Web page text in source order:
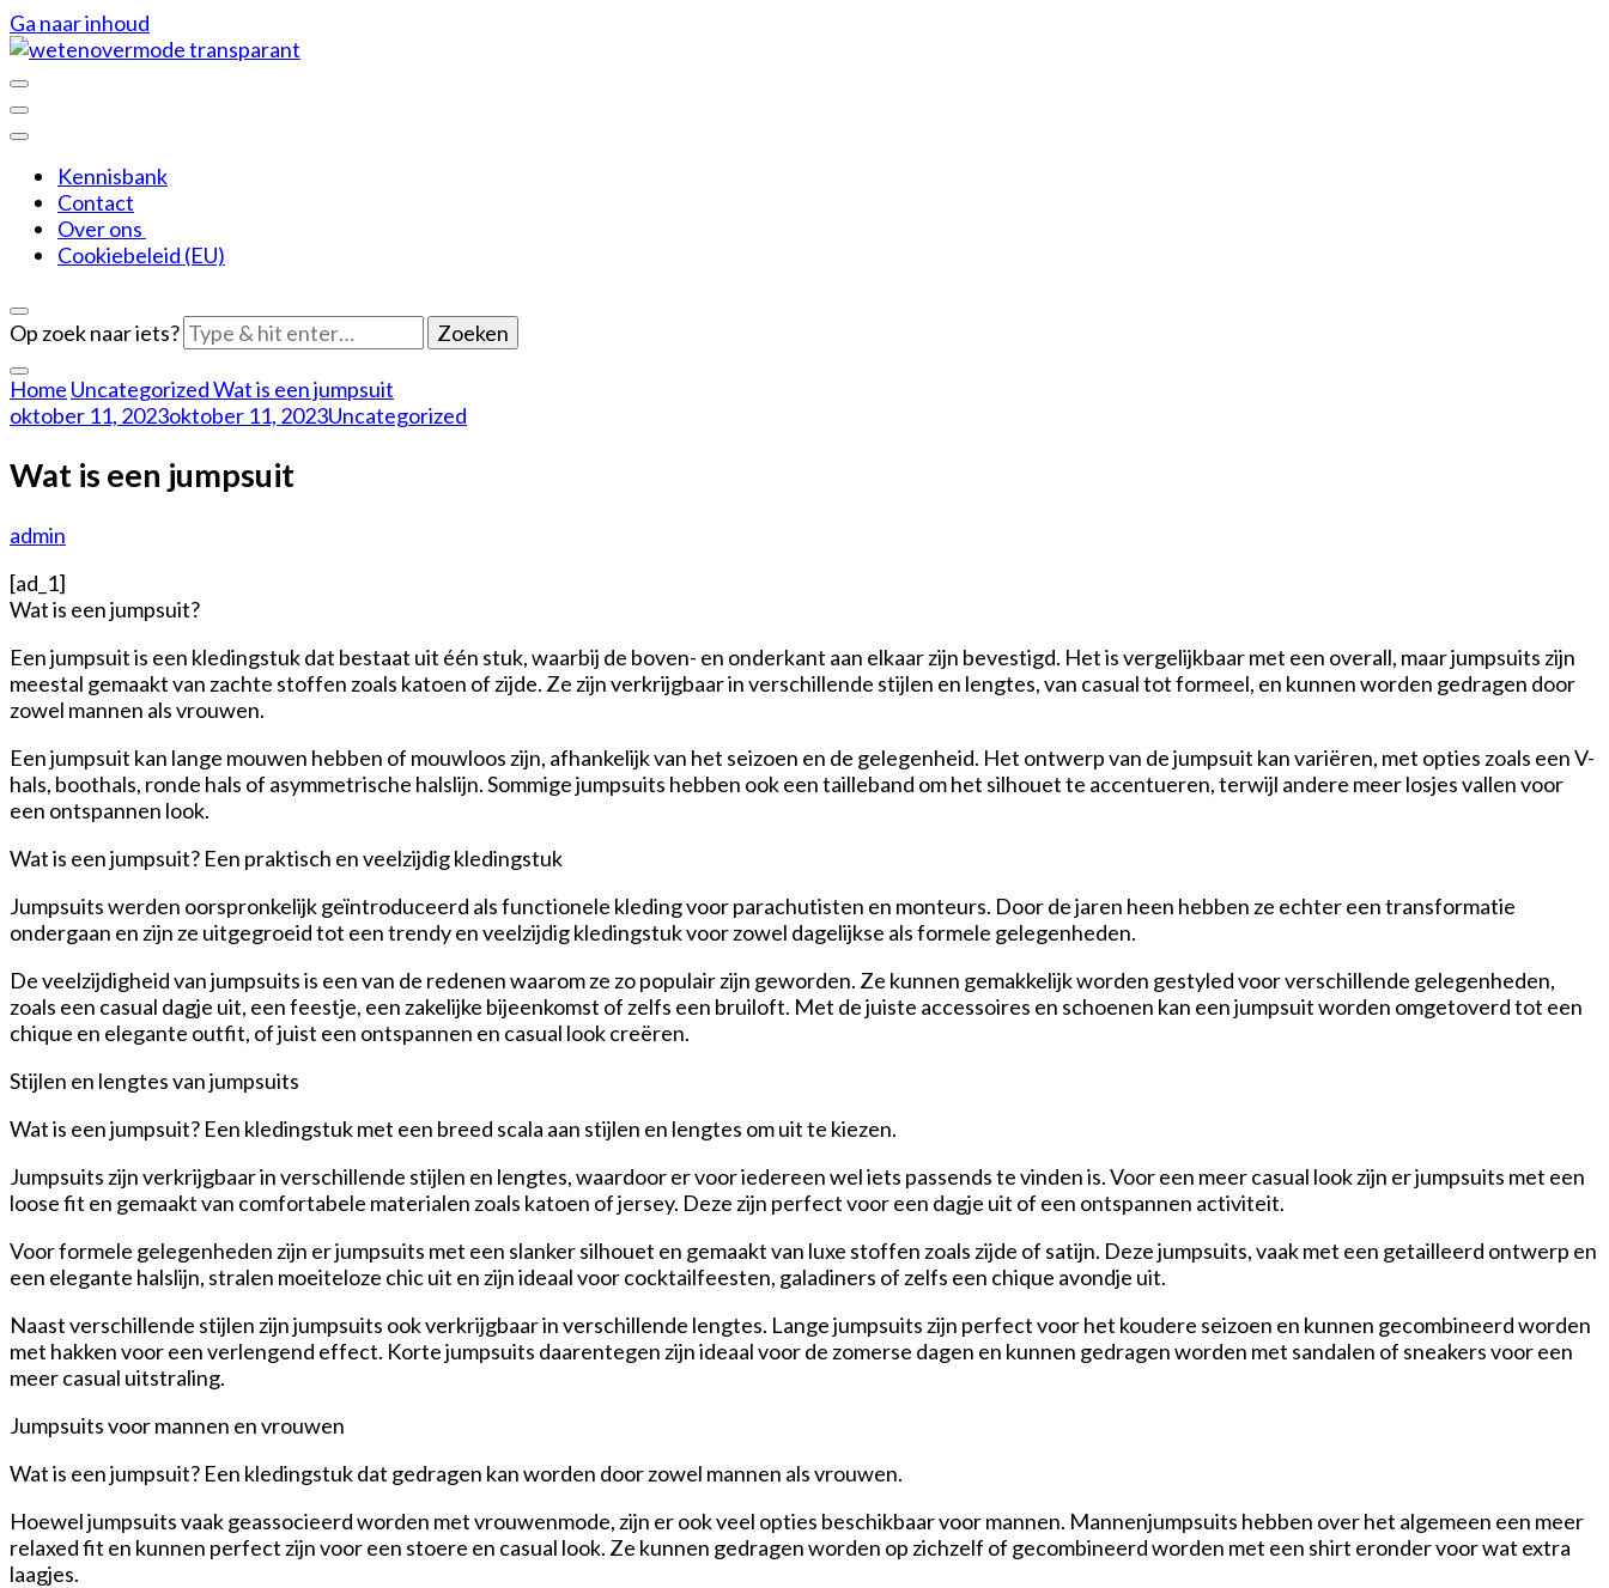
Ga naar inhoud
Weten over mode
Kennisbank
Contact
Over ons
Cookiebeleid (EU)
Op zoek naar iets?
Home UncategorizedWat is een jumpsuit
oktober 11, 2023oktober 11, 2023Uncategorized
Wat is een jumpsuit
admin
[ad_1]
Wat is een jumpsuit?
Een jumpsuit is een kledingstuk dat bestaat uit één stuk, waarbij de boven- en onderkant aan elkaar zijn bevestigd. Het is vergelijkbaar met een overall, maar jumpsuits zijn
meestal gemaakt van zachte stoffen zoals katoen of zijde. Ze zijn verkrijgbaar in verschillende stijlen en lengtes, van casual tot formeel, en kunnen worden gedragen door
zowel mannen als vrouwen.
Een jumpsuit kan lange mouwen hebben of mouwloos zijn, afhankelijk van het seizoen en de gelegenheid. Het ontwerp van de jumpsuit kan variëren, met opties zoals een V-
hals, boothals, ronde hals of asymmetrische halslijn. Sommige jumpsuits hebben ook een tailleband om het silhouet te accentueren, terwijl andere meer losjes vallen voor
een ontspannen look.
Wat is een jumpsuit? Een praktisch en veelzijdig kledingstuk
Jumpsuits werden oorspronkelijk geïntroduceerd als functionele kleding voor parachutisten en monteurs. Door de jaren heen hebben ze echter een transformatie
ondergaan en zijn ze uitgegroeid tot een trendy en veelzijdig kledingstuk voor zowel dagelijkse als formele gelegenheden.
De veelzijdigheid van jumpsuits is een van de redenen waarom ze zo populair zijn geworden. Ze kunnen gemakkelijk worden gestyled voor verschillende gelegenheden,
zoals een casual dagje uit, een feestje, een zakelijke bijeenkomst of zelfs een bruiloft. Met de juiste accessoires en schoenen kan een jumpsuit worden omgetoverd tot een
chique en elegante outfit, of juist een ontspannen en casual look creëren.
Stijlen en lengtes van jumpsuits
Wat is een jumpsuit? Een kledingstuk met een breed scala aan stijlen en lengtes om uit te kiezen.
Jumpsuits zijn verkrijgbaar in verschillende stijlen en lengtes, waardoor er voor iedereen wel iets passends te vinden is. Voor een meer casual look zijn er jumpsuits met een
loose fit en gemaakt van comfortabele materialen zoals katoen of jersey. Deze zijn perfect voor een dagje uit of een ontspannen activiteit.
Voor formele gelegenheden zijn er jumpsuits met een slanker silhouet en gemaakt van luxe stoffen zoals zijde of satijn. Deze jumpsuits, vaak met een getailleerd ontwerp en
een elegante halslijn, stralen moeiteloze chic uit en zijn ideaal voor cocktailfeesten, galadiners of zelfs een chique avondje uit.
Naast verschillende stijlen zijn jumpsuits ook verkrijgbaar in verschillende lengtes. Lange jumpsuits zijn perfect voor het koudere seizoen en kunnen gecombineerd worden
met hakken voor een verlengend effect. Korte jumpsuits daarentegen zijn ideaal voor de zomerse dagen en kunnen gedragen worden met sandalen of sneakers voor een
meer casual uitstraling.
Jumpsuits voor mannen en vrouwen
Wat is een jumpsuit? Een kledingstuk dat gedragen kan worden door zowel mannen als vrouwen.
Hoewel jumpsuits vaak geassocieerd worden met vrouwenmode, zijn er ook veel opties beschikbaar voor mannen. Mannenjumpsuits hebben over het algemeen een meer
relaxed fit en kunnen perfect zijn voor een stoere en casual look. Ze kunnen gedragen worden op zichzelf of gecombineerd worden met een shirt eronder voor wat extra
laagjes.